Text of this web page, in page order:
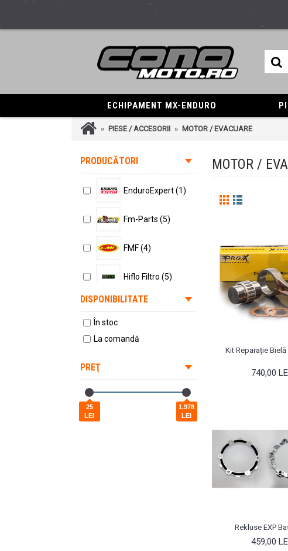
ECHIPAMENT MX-ENDURO
PIESE / ACCESORII MOTOR / EVACUARE
PRODUCĂTORI
EnduroExpert (1)
Fm-Parts (5)
FMF (4)
Hiflo Filtro (5)
Husqvarna (1)
Kite (1)
Moose Racing (1)
DISPONIBILITATE
În stoc
La comandă
PREŢ
25
LEI
1.978
LEI
MOTOR /
Kit Reparație
740,00
Rekluse EXP
459,00